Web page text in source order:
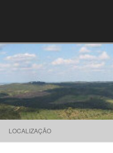
LOCALIZAÇÃO